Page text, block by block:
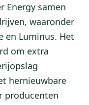
Energy samen
waaronder
en Luminus. Het
om extra
hernieuwbare
producenten